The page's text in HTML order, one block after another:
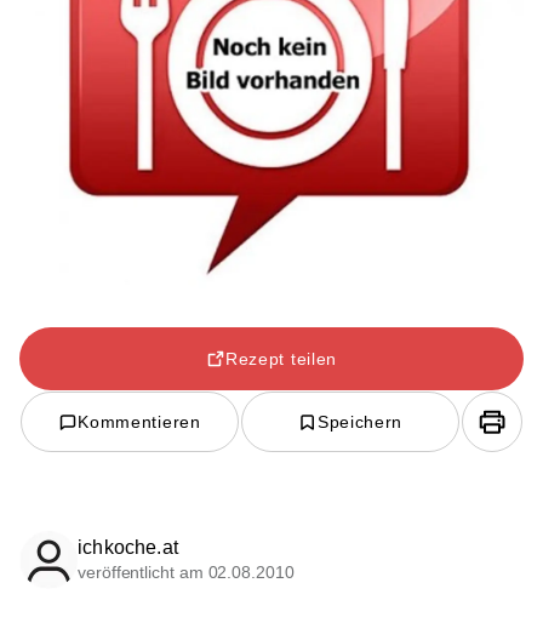
Rezept teilen
Kommentieren Speichern
ichkoche.at
veröffentlicht am 02.08.2010